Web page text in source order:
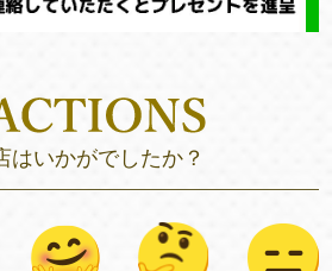
はいかがでしたか？